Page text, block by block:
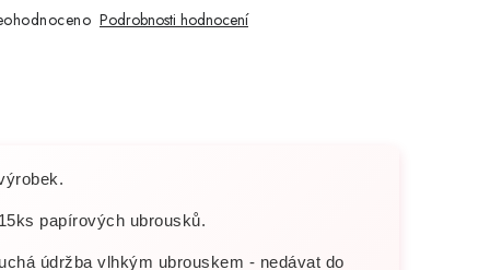
Podrobnosti hodnocení
papírových ubrousků.
údržba vlhkým ubrouskem - nedávat do